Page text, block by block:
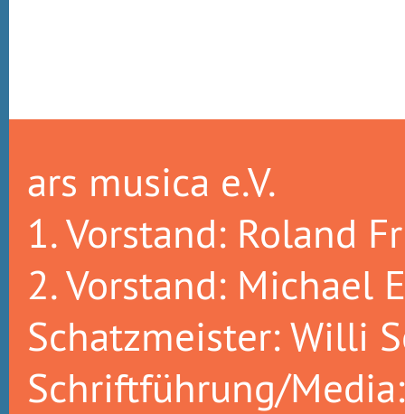
ars musica e.V.
1. Vorstand: Roland
2. Vorstand: Michael
Schatzmeister: Willi
Schriftführung/